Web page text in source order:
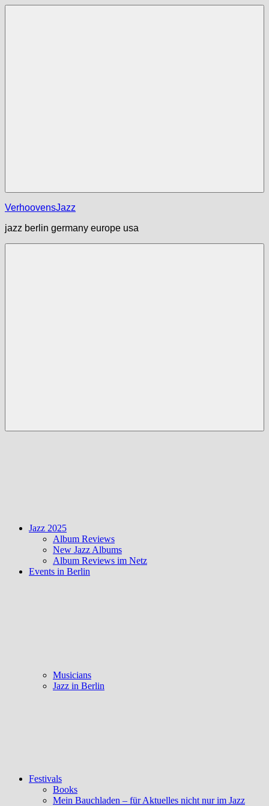
Zum
VerhoovensJazz
jazz berlin germany europe usa
Jazz 2025
Album Reviews
New Jazz Albums
Album Reviews im Netz
Events in Berlin
Musicians
Jazz in Berlin
Festivals
Books
Mein Bauchladen – für Aktuelles nicht nur im Jazz